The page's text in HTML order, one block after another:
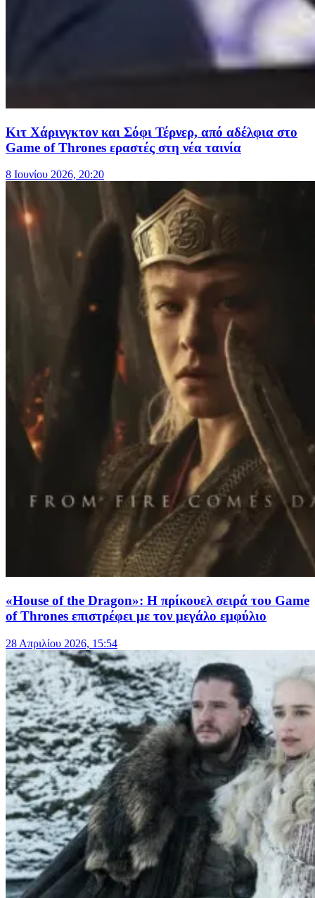
Κιτ Χάρινγκτον και Σόφι Τέρνερ, από αδέλφια στο
Game of Thrones εραστές στη νέα ταινία
8 Ιουνίου 2026, 20:20
«House of the Dragon»: Η πρίκουελ σειρά του Game
of Thrones επιστρέφει με τον μεγάλο εμφύλιο
28 Απριλίου 2026, 15:54